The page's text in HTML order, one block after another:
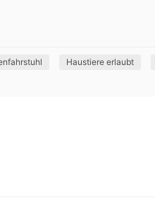
Haustiere erlaubt